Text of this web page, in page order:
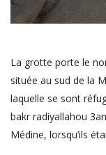
La grotte porte le
située au sud de la
laquelle se sont
bakr radiyallahou
Médine, lorsqu’ils